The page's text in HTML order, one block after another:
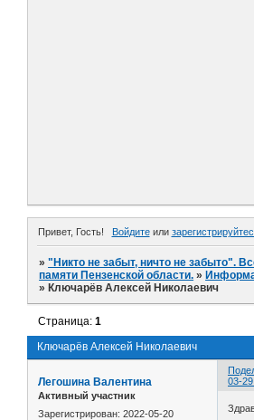
Привет, Гость! Войдитеили
»"Никто не забыт, ничто не забыто".
памяти Пензенской области. »
» Ключарёв Алексей Николаевич
Ключарёв Алексей Николаевич
Страница:1
03-
Легошина Валентина
Активный участник
Зарегистрирован: 2022-05-20